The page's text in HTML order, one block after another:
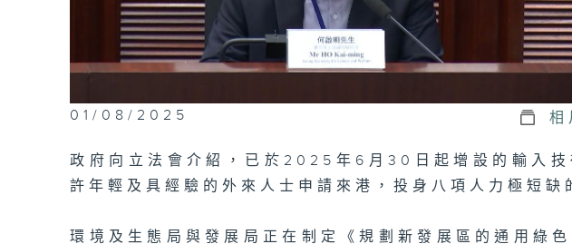
第十五屆全國運動
會、學生的精神健
康及輔導服務及籃
議
香港整體經濟最新
及"檢討小販管理
01/08/2025 相
政府向立法會介紹，已於2025年6月30日起增設的輸入技
許年輕及具經驗的外來人士申請來港，投身八項人力極短缺
環境及生態局與發展局正在制定《規劃新發展區的通用綠